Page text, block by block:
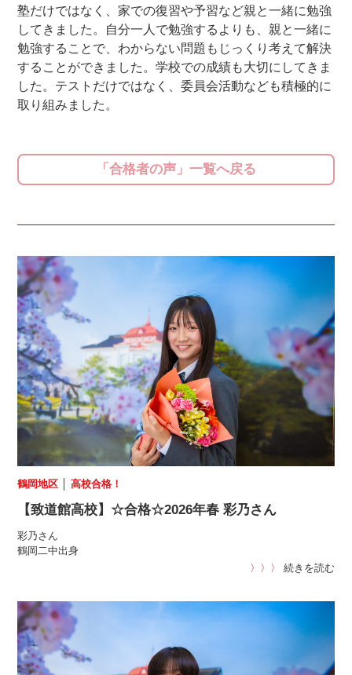
塾だけではなく、家での復習や予習など親と一緒に勉強
してきました。自分一人で勉強するよりも、親と一緒に
勉強することで、わからない問題もじっくり考えて解決
することができました。学校での成績も大切にしてきま
した。テストだけではなく、委員会活動なども積極的に
取り組みました。
「合格者の声」一覧へ戻る
鶴岡地区 │高校合格！
【致道館高校】☆合格☆2026年春 彩乃さん
彩乃さん
鶴岡二中出身
〉〉〉
続きを読む